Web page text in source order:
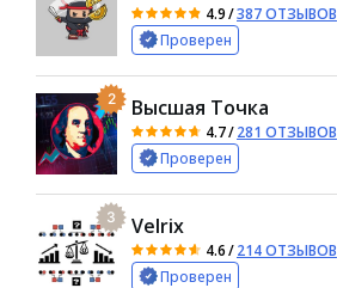
4.9/387 ОТЗЫВОВ
Проверен
2 Высшая Точка
4.7/281 ОТЗЫВОВ
Проверен
3 Velrix
4.6/214 ОТЗЫВОВ
Проверен